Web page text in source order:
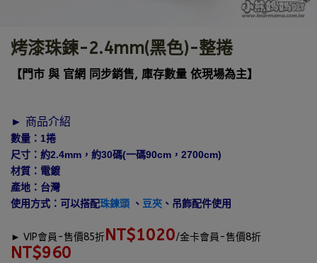
烤漆珠鍊-2.4mm(黑色)-整捲
【門市 與 官網 同步銷售, 庫存數量 依現場為主】
► 商品介紹
數量：1捲
尺寸：約2.4mm，約30碼(一碼90cm，2700cm)
材質：電鍍
產地：台灣
使用方式：可以搭配珠鍊頭 、 豆夾 、吊飾配件使用
► VIP會員-售價85折 NT$1020/金卡會員-售價8折
NT$960